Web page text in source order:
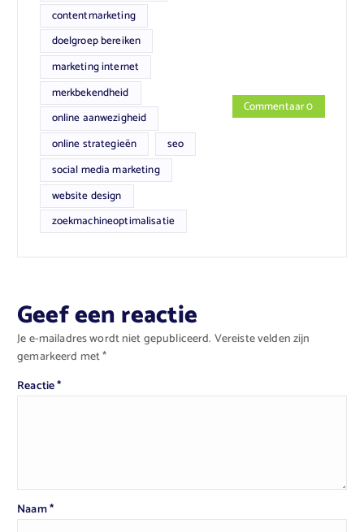
contentmarketing
doelgroep bereiken
marketing internet
merkbekendheid
online aanwezigheid
online strategieën
seo
social media marketing
website design
zoekmachineoptimalisatie
Commentaar 0
Geef een reactie
Je e-mailadres wordt niet gepubliceerd. Vereiste velden zijn
gemarkeerd met*
Reactie*
Naam*